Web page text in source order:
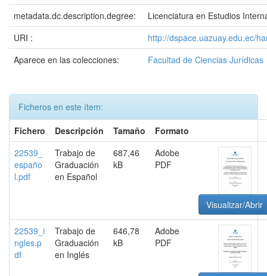
metadata.dc.description.degree:
Licenciatura en Estudios
URI :
http://dspace.uazuay.edu.ec/
Aparece en las colecciones:
Facultad de Ciencias Jurídicas
Ficheros en este ítem:
Fichero
Descripción Tamaño
Formato
22539_
españo
l.pdf
Trabajo de
Graduación
en Español
687,46
kB
Adobe
PDF
Visualizar/Abrir
22539_i
ngles.p
df
Trabajo de
Graduación
en Inglés
646,78
kB
Adobe
PDF